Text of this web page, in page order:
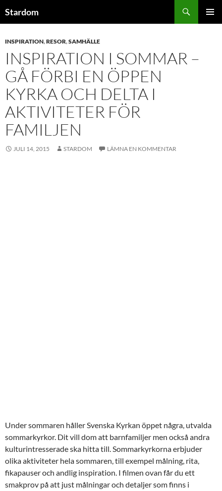
tillStardom
INSPIRATION,RESOR,SAMHÄLLE
INSPIRATION I SOMMAR –
GÅ FÖRBI EN ÖPPEN
KYRKA OCH DELTA I
AKTIVITETER FÖR
FAMILJEN
JULI 14, 2015 STARDOM LÄMNA EN KOMMENTAR
Under sommaren håller Svenska Kyrkan öppet några, utvalda
sommarkyrkor. Dit vill dom att barnfamiljer men också andra
kulturintresserade ska hitta till. Sommarkyrkorna erbjuder
olika aktiviteter hela sommaren, till exempel målning, rita,
fikapauser och andlig inspiration. I filmen ovan får du ett
smakprov på att just målningar och detaljer som finns i